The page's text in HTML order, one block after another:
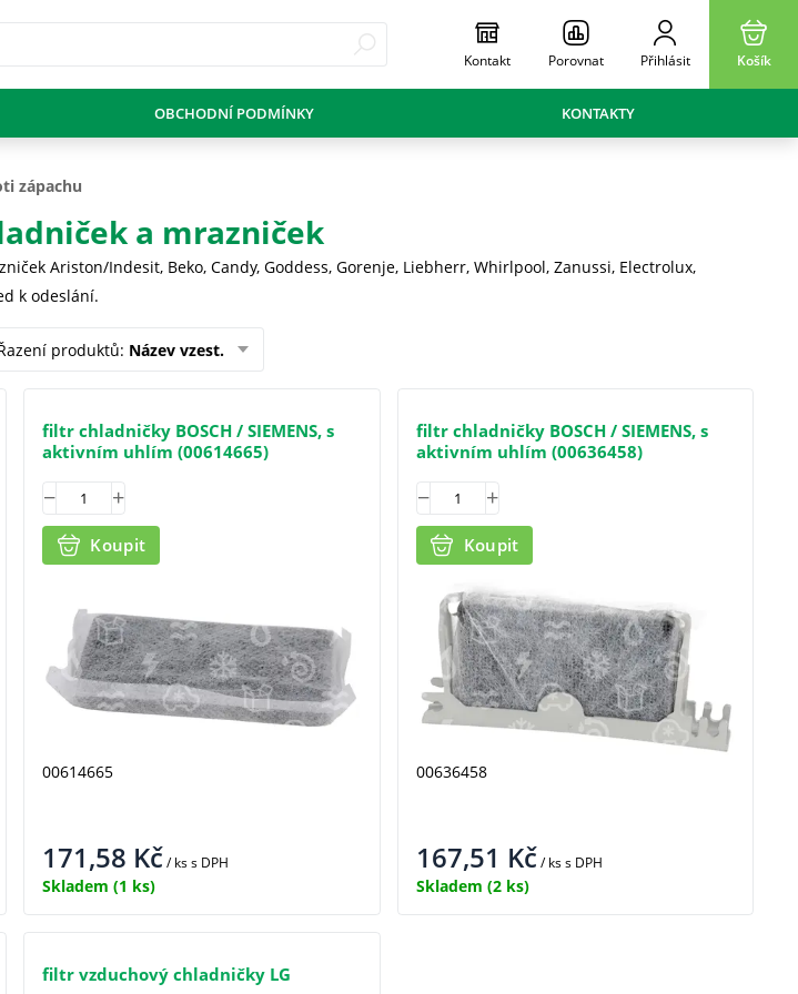
Kontakt Porovnat Přihlásit Košík
OBCHODNÍ PODMÍNKY KONTAKTY
zápachu
a mrazniček
Ariston/Indesit, Beko, Candy, Goddess, Gorenje, Liebherr, Whirlpool, Zanussi, Electrolux,
k odeslání.
produktů: Název vzest.
filtr chladničky BOSCH / SIEMENS, s
aktivním uhlím (00614665)
00614665
171,58 Kč/ kss DPH
Skladem (1 ks)
Koupit
filtr chladničky BOSCH / SIEMENS, s
aktivním uhlím (00636458)
00636458
167,51 Kč/ kss DPH
Skladem (2 ks)
Koupit
filtr vzduchový chladničky LG